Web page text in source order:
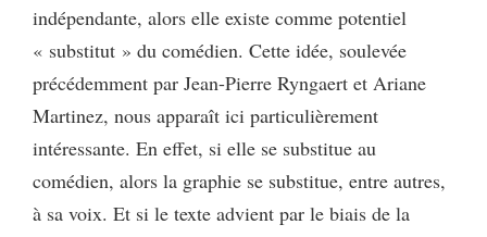
indépendante, alors elle existe comme potentiel
« substitut » du comédien. Cette idée, soulevée
précédemment par Jean-Pierre Ryngaert et Ariane
Martinez, nous apparaît ici particulièrement
intéressante. En effet, si elle se substitue au
comédien, alors la graphie se substitue, entre autres,
à sa voix. Et si le texte advient par le biais de la